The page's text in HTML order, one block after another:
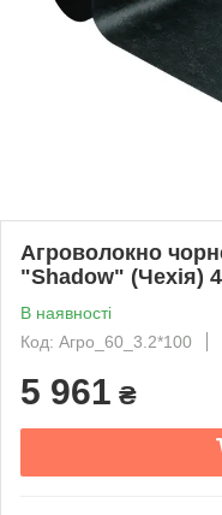
Агроволокно
"Shadow" (Чехія)
В наявності
Код: Агро_60_3.2*100
5 961 ₴